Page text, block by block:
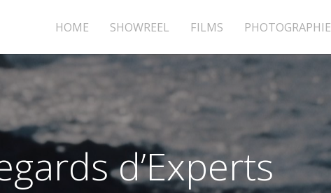
HOME SHOWREEL FILMS PHOTOGRAPHIE
d’Experts